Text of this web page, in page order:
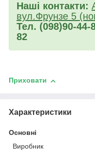
Наші контакти:
вул.Фрунзе 5
Тел. (098)90-44-
82
Приховати
Характеристики
Основні
Виробник